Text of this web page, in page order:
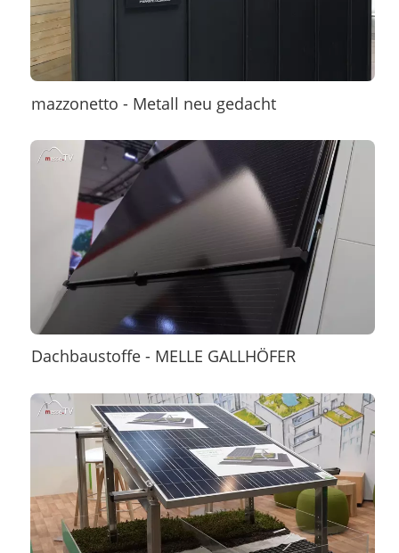
mazzonetto - Metall neu gedacht
Dachbaustoffe - MELLE GALLHÖFER